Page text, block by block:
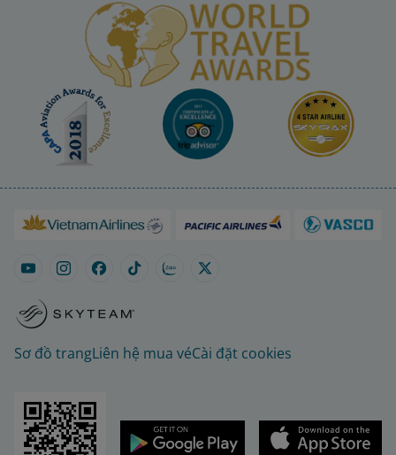
Sơ đồ trangLiên hệ mua véCài đặt cookies